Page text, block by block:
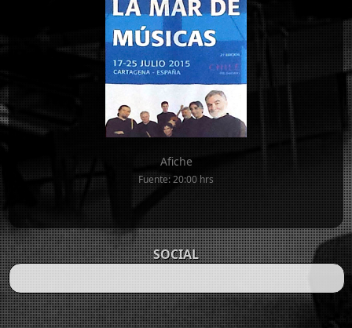
Afiche
Fuente: 20:00 hrs
SOCIAL